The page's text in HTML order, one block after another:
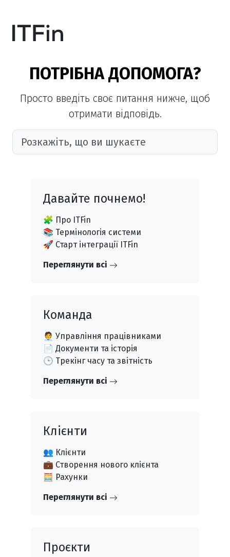
ПОТРІБНА ДОПОМОГА?
Просто введіть своє питання нижче, щоб
отримати відповідь.
Давайте почнемо!
🧩 Про ITFin
📚 Термінологія системи
🚀 Старт інтеграції ITFin
Переглянути всі
Команда
🧑‍💼 Управління працівниками
📄 Документи та історія
🕒 Трекінг часу та звітність
Переглянути всі
Клієнти
👥 Клієнти
💼 Створення нового клієнта
🧮 Рахунки
Переглянути всі
Проєкти